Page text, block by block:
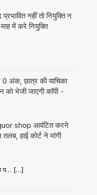
नहीं तो नियुक्ति न
में करे नियुक्ति
अंक, छात्र की याचिका
भेजी जाएगी कॉपी -
shop आवंटित करने
हाई कोर्ट ने मांगी
प… […]